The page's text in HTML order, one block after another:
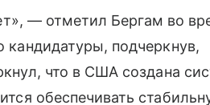
— отметил Бергам во
кандидатуры, подчеркнув,
что в США создана
обеспечивать